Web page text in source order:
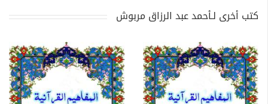
كتب أخرى لـأحمد عبد الرزاق مربوش